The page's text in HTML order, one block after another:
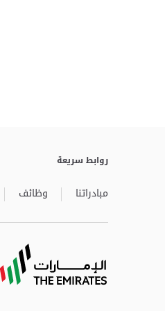
روابط سريعة
مبادراتنا وظائف
برعاية